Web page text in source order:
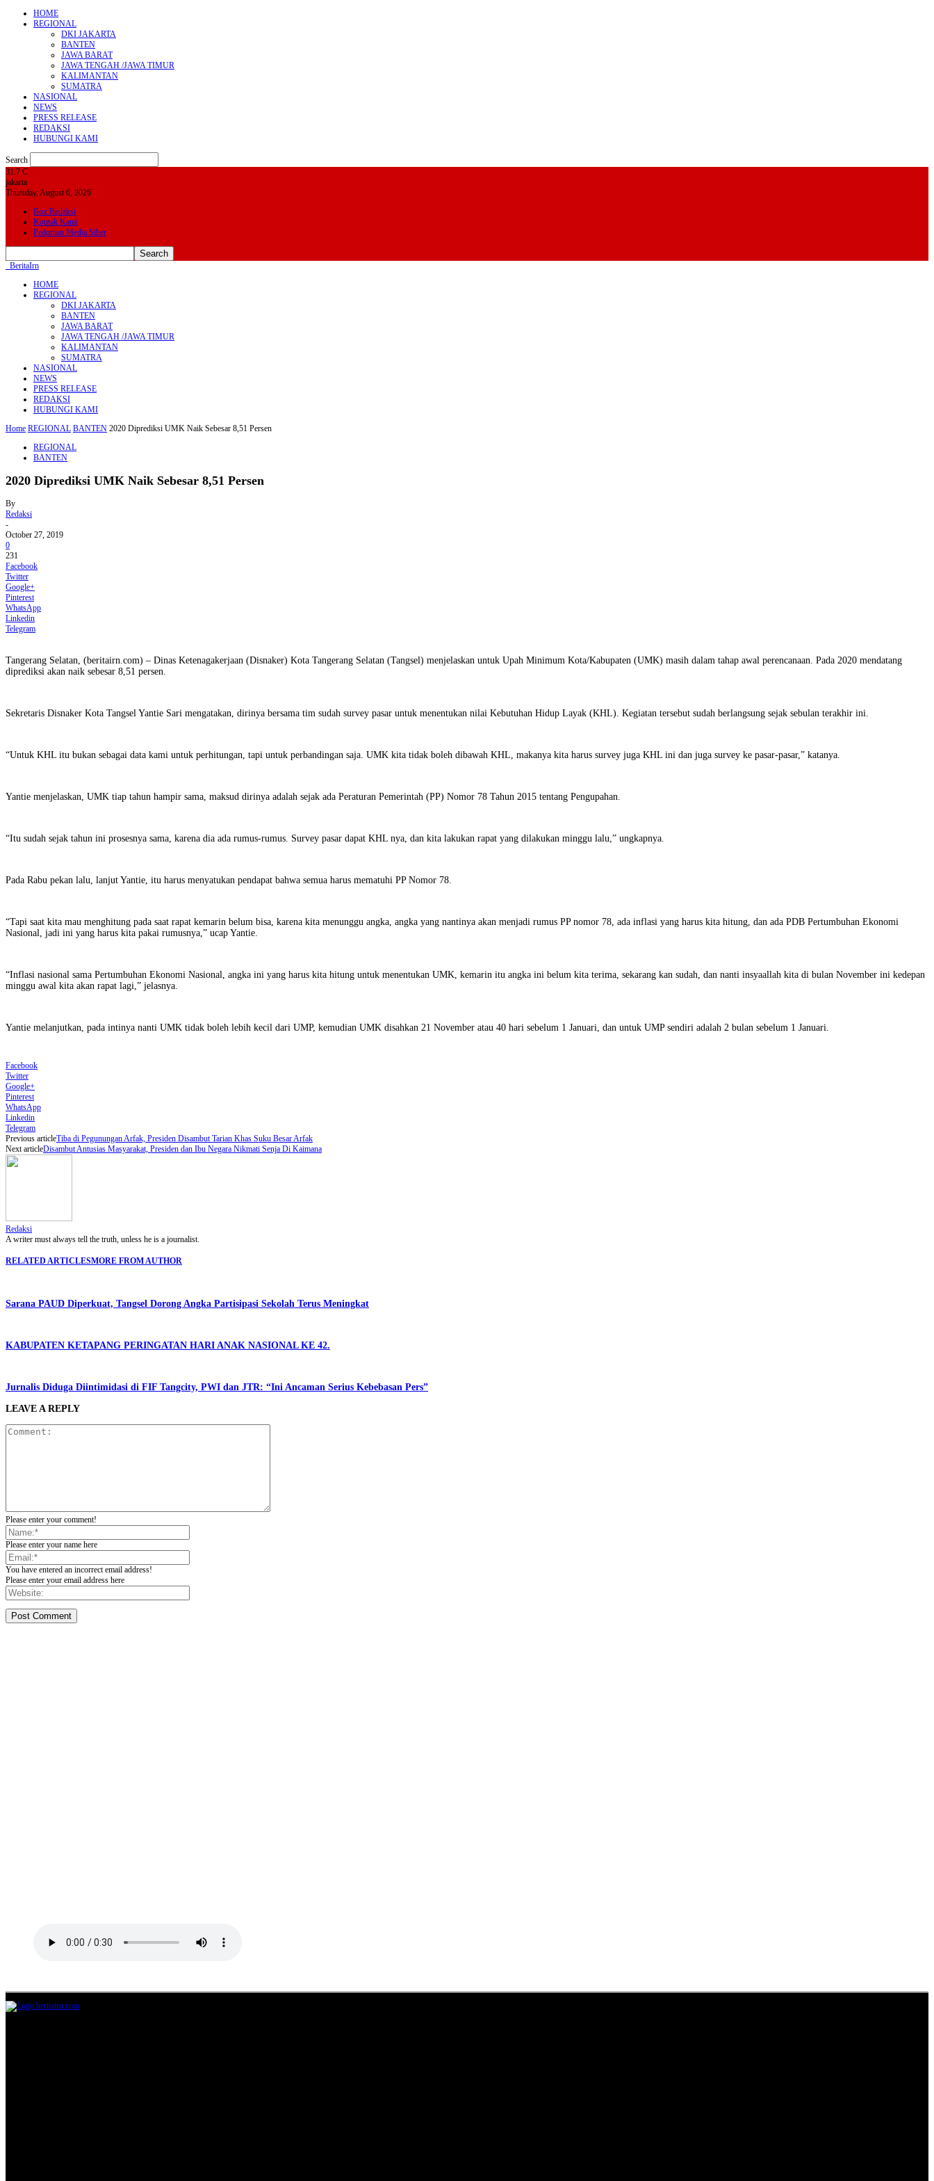
HOME
REGIONAL
DKI JAKARTA
BANTEN
JAWA BARAT
JAWA TENGAH /JAWA TIMUR
KALIMANTAN
SUMATRA
NASIONAL
NEWS
PRESS RELEASE
REDAKSI
HUBUNGI KAMI
Search
31.7 C
jakarta
Thursday, August 6, 2026
Box Redaksi
Kontak Kami
Pedoman Media Siber
BeritaIrn
HOME
REGIONAL
DKI JAKARTA
BANTEN
JAWA BARAT
JAWA TENGAH /JAWA TIMUR
KALIMANTAN
SUMATRA
NASIONAL
NEWS
PRESS RELEASE
REDAKSI
HUBUNGI KAMI
Home REGIONAL BANTEN 2020 Diprediksi UMK Naik Sebesar 8,51 Persen
REGIONAL
BANTEN
2020 Diprediksi UMK Naik Sebesar 8,51 Persen
By
Redaksi
-
October 27, 2019
0
231
Facebook
Twitter
Google+
Pinterest
WhatsApp
Linkedin
Telegram
Tangerang Selatan, (beritairn.com) – Dinas Ketenagakerjaan (Disnaker) Kota Tangerang Selatan (Tangsel) menjelaskan untuk Upah Minimum Kota/Kabupaten (UMK) masih dalam tahap awal perencanaan. Pada 2020 mendatang
diprediksi akan naik sebesar 8,51 persen.
Sekretaris Disnaker Kota Tangsel Yantie Sari mengatakan, dirinya bersama tim sudah survey pasar untuk menentukan nilai Kebutuhan Hidup Layak (KHL). Kegiatan tersebut sudah berlangsung sejak sebulan terakhir ini.
“Untuk KHL itu bukan sebagai data kami untuk perhitungan, tapi untuk perbandingan saja. UMK kita tidak boleh dibawah KHL, makanya kita harus survey juga KHL ini dan juga survey ke pasar-pasar,” katanya.
Yantie menjelaskan, UMK tiap tahun hampir sama, maksud dirinya adalah sejak ada Peraturan Pemerintah (PP) Nomor 78 Tahun 2015 tentang Pengupahan.
“Itu sudah sejak tahun ini prosesnya sama, karena dia ada rumus-rumus. Survey pasar dapat KHL nya, dan kita lakukan rapat yang dilakukan minggu lalu,” ungkapnya.
Pada Rabu pekan lalu, lanjut Yantie, itu harus menyatukan pendapat bahwa semua harus mematuhi PP Nomor 78.
“Tapi saat kita mau menghitung pada saat rapat kemarin belum bisa, karena kita menunggu angka, angka yang nantinya akan menjadi rumus PP nomor 78, ada inflasi yang harus kita hitung, dan ada PDB Pertumbuhan Ekonomi
Nasional, jadi ini yang harus kita pakai rumusnya,” ucap Yantie.
“Inflasi nasional sama Pertumbuhan Ekonomi Nasional, angka ini yang harus kita hitung untuk menentukan UMK, kemarin itu angka ini belum kita terima, sekarang kan sudah, dan nanti insyaallah kita di bulan November ini kedepan
minggu awal kita akan rapat lagi,” jelasnya.
Yantie melanjutkan, pada intinya nanti UMK tidak boleh lebih kecil dari UMP, kemudian UMK disahkan 21 November atau 40 hari sebelum 1 Januari, dan untuk UMP sendiri adalah 2 bulan sebelum 1 Januari.
Facebook
Twitter
Google+
Pinterest
WhatsApp
Linkedin
Telegram
Previous articleTiba di Pegunungan Arfak, Presiden Disambut Tarian Khas Suku Besar Arfak
Next articleDisambut Antusias Masyarakat, Presiden dan Ibu Negara Nikmati Senja Di Kaimana
Redaksi
A writer must always tell the truth, unless he is a journalist.
RELATED ARTICLESMORE FROM AUTHOR
Sarana PAUD Diperkuat, Tangsel Dorong Angka Partisipasi Sekolah Terus Meningkat
KABUPATEN KETAPANG PERINGATAN HARI ANAK NASIONAL KE 42.
Jurnalis Diduga Diintimidasi di FIF Tangcity, PWI dan JTR: “Ini Ancaman Serius Kebebasan Pers”
LEAVE A REPLY
Please enter your comment!
Please enter your name here
You have entered an incorrect email address!
Please enter your email address here